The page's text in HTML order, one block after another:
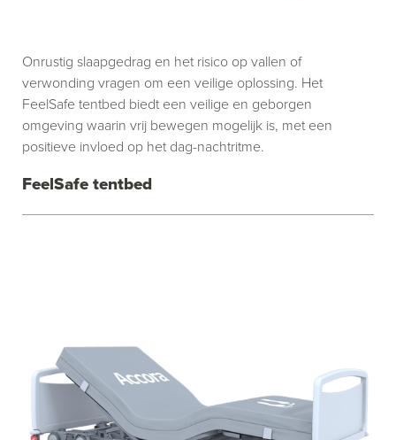
FeelSafe tentbed
Onrustig slaapgedrag en het risico op vallen of
verwonding vragen om een veilige oplossing. Het
FeelSafe tentbed biedt een veilige en geborgen
omgeving waarin vrij bewegen mogelijk is, met een
positieve invloed op het dag-nachtritme.